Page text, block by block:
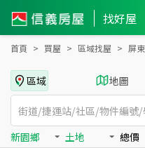
找好屋
屏東縣新園鄉
首頁 買屋 區域找屋 屏
區域 地圖
新園鄉 土地 總價